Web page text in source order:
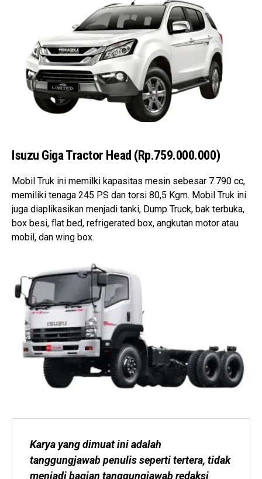
Isuzu Giga Tractor Head (Rp.759.000.000)
Mobil Truk ini memilki kapasitas mesin sebesar 7.790 cc,
memiliki tenaga 245 PS dan torsi 80,5 Kgm. Mobil Truk ini
juga diaplikasikan menjadi tanki, Dump Truck, bak terbuka,
box besi, flat bed, refrigerated box, angkutan motor atau
mobil, dan wing box.
Karya yang dimuat ini adalah
tanggungjawab penulis seperti tertera, tidak